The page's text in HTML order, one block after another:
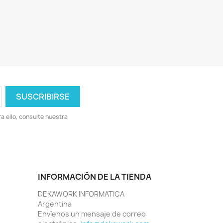
ello, consulte nuestra
INFORMACIÓN DE LA TIENDA
DEKAWORK INFORMATICA
Argentina
Envíenos un mensaje de correo